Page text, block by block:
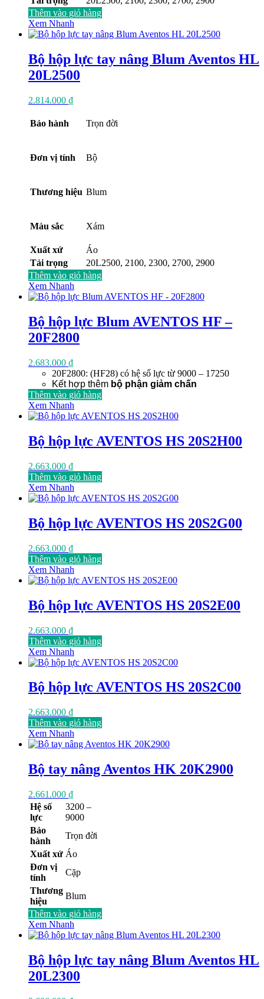
Thêm vào giỏ hàng
Xem Nhanh
Bộ hộp lực tay nâng Blum Aventos HL
20L2500
2.814.000 ₫
Bảo hành Trọn đời
Đơn vị tính Bộ
Thương hiệu Blum
Màu sắc Xám
Xuất xứ
Áo
Tải trọng
20L2500, 2100, 2300, 2700, 2900
Thêm vào giỏ hàng
Xem Nhanh
Bộ hộp lực Blum AVENTOS HF –
20F2800
2.683.000 ₫
20F2800: (HF28) có hệ số lực từ 9000 – 17250
Kết hợp thêm bộ phận giảm chấn
Thêm vào giỏ hàng
Xem Nhanh
Bộ hộp lực AVENTOS HS 20S2H00
2.663.000 ₫
Thêm vào giỏ hàng
Xem Nhanh
Bộ hộp lực AVENTOS HS 20S2G00
2.663.000 ₫
Thêm vào giỏ hàng
Xem Nhanh
Bộ hộp lực AVENTOS HS 20S2E00
2.663.000 ₫
Thêm vào giỏ hàng
Xem Nhanh
Bộ hộp lực AVENTOS HS 20S2C00
2.663.000 ₫
Thêm vào giỏ hàng
Xem Nhanh
Bộ tay nâng Aventos HK 20K2900
2.661.000 ₫
Hệ số
lực
3200 –
9000
Bảo
hành
Trọn đời
Xuất xứ Áo
Đơn vị
tính
Cặp
Thương
hiệu
Blum
Thêm vào giỏ hàng
Xem Nhanh
Bộ hộp lực tay nâng Blum Aventos HL
20L2300